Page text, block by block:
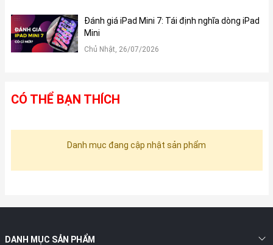
Đánh giá iPad Mini 7: Tái định nghĩa dòng iPad
Mini
Chủ Nhật, 26/07/2026
CÓ THỂ BẠN THÍCH
Danh mục đang cập nhật sản phẩm
DANH MỤC SẢN PHẨM